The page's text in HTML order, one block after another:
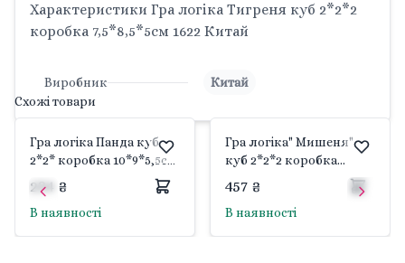
Характеристики Гра логіка Тигреня куб 2*2*2
коробка 7,5*8,5*5см 1622 Китай
Виробник
Китай
Схожі товари
Гра логіка Панда куб
2*2* коробка 10*9*5,5см
234 ₴
В наявності
Гра логіка" Мишеня"
куб 2*2*2 коробка
20*14,5*10см 1566 Китай
457 ₴
В наявності